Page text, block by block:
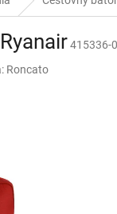
415336-
Roncato